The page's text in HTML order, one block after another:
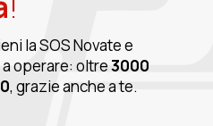
la SOS Novate e
operare: oltre3000
, grazie anche a te.